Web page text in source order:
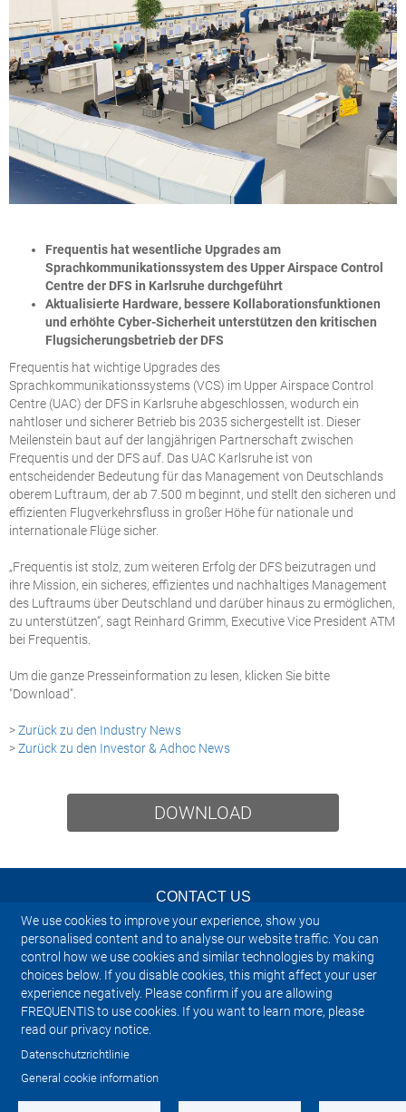
We use cookies to improve your experience, show you
personalised content and to analyse our website traffic. You can
control how we use cookies and similar technologies by making
choices below. If you disable cookies, this might affect your user
experience negatively. Please confirm if you are allowing
FREQUENTIS to use cookies. If you want to learn more, please
read our privacy notice.
Datenschutzrichtlinie
General cookie information
Frequentis hat wesentliche Upgrades am
Sprachkommunikationssystem des Upper Airspace Control
Centre der DFS in Karlsruhe durchgeführt
Aktualisierte Hardware, bessere Kollaborationsfunktionen
und erhöhte Cyber-Sicherheit unterstützen den kritischen
Flugsicherungsbetrieb der DFS
Frequentis hat wichtige Upgrades des
Sprachkommunikationssystems (VCS) im Upper Airspace Control
Centre (UAC) der DFS in Karlsruhe abgeschlossen, wodurch ein
nahtloser und sicherer Betrieb bis 2035 sichergestellt ist. Dieser
Meilenstein baut auf der langjährigen Partnerschaft zwischen
Frequentis und der DFS auf. Das UAC Karlsruhe ist von
entscheidender Bedeutung für das Management von Deutschlands
oberem Luftraum, der ab 7.500 m beginnt, und stellt den sicheren und
effizienten Flugverkehrsfluss in großer Höhe für nationale und
internationale Flüge sicher.
„Frequentis ist stolz, zum weiteren Erfolg der DFS beizutragen und
ihre Mission, ein sicheres, effizientes und nachhaltiges Management
des Luftraums über Deutschland und darüber hinaus zu ermöglichen,
zu unterstützen“, sagt Reinhard Grimm, Executive Vice President ATM
bei Frequentis.
Um die ganze Presseinformation zu lesen, klicken Sie bitte
"Download".
>Zurück zu den Industry News
>Zurück zu den Investor & Adhoc News
DOWNLOAD
CONTACT US
NEWSLETTER
IMPRINT
SITEMAP